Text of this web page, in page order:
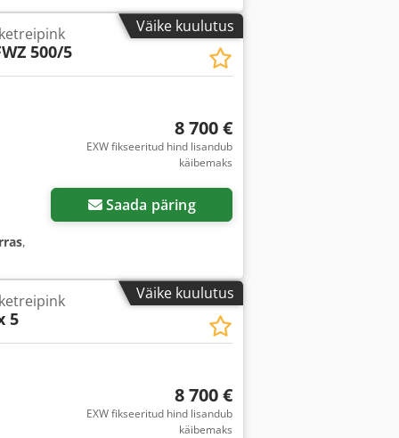
Väike kuulutus
500/5
8 700 €
EXW fikseeritud hind lisandub
käibemaks
Saada päring
,
Väike kuulutus
5
8 700 €
EXW fikseeritud hind lisandub
käibemaks